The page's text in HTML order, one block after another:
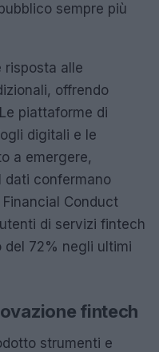
sempre più
risposta alle
offrendo
piattaforme di
digitali e le
a emergere,
dati confermano
Conduct
di servizi fintech
del 72% negli ultimi
fintech
strumenti e